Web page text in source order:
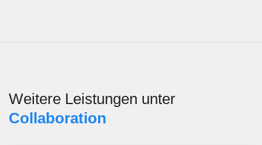
Weitere Leistungen unter
Collaboration